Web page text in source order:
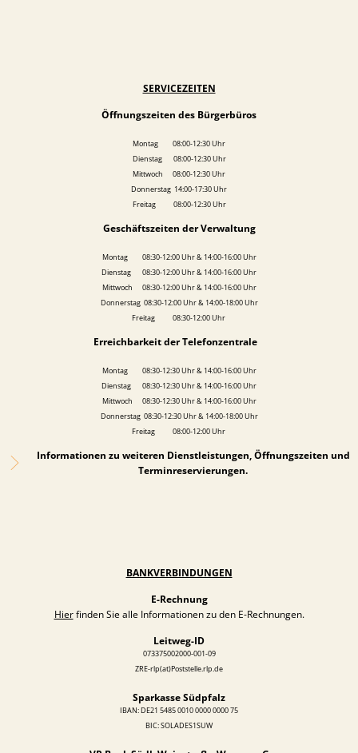
SERVICEZEITEN
Öffnungszeiten des Bürgerbüros
Montag 08:00-12:30 Uhr
Dienstag 08:00-12:30 Uhr
Mittwoch 08:00-12:30 Uhr
Donnerstag 14:00-17:30 Uhr
Freitag 08:00-12:30 Uhr
Geschäftszeiten der Verwaltung
Montag 08:30-12:00 Uhr & 14:00-16:00 Uhr
Dienstag 08:30-12:00 Uhr & 14:00-16:00 Uhr
Mittwoch 08:30-12:00 Uhr & 14:00-16:00 Uhr
Donnerstag 08:30-12:00 Uhr & 14:00-18:00 Uhr
Freitag 08:30-12:00 Uhr
Erreichbarkeit der Telefonzentrale
Montag 08:30-12:30 Uhr & 14:00-16:00 Uhr
Dienstag 08:30-12:30 Uhr & 14:00-16:00 Uhr
Mittwoch 08:30-12:30 Uhr & 14:00-16:00 Uhr
Donnerstag 08:30-12:30 Uhr & 14:00-18:00 Uhr
Freitag 08:00-12:00 Uhr
Informationen zu weiteren Dienstleistungen, Öffnungszeiten und
Terminreservierungen.
BANKVERBINDUNGEN
E-Rechnung
Hierfinden Sie alle Informationen zu den E-Rechnungen.
Leitweg-ID
073375002000-001-09
ZRE-rlp(at)Poststelle.rlp.de
Sparkasse Südpfalz
IBAN: DE21 5485 0010 0000 0000 75
BIC: SOLADES1SUW